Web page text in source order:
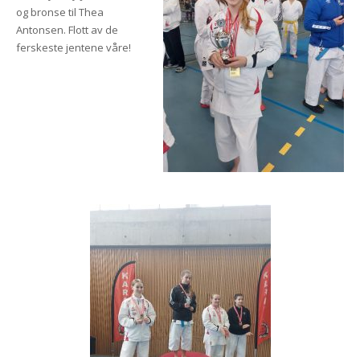
og bronse til Thea
Antonsen. Flott av de
ferskeste jentene våre!